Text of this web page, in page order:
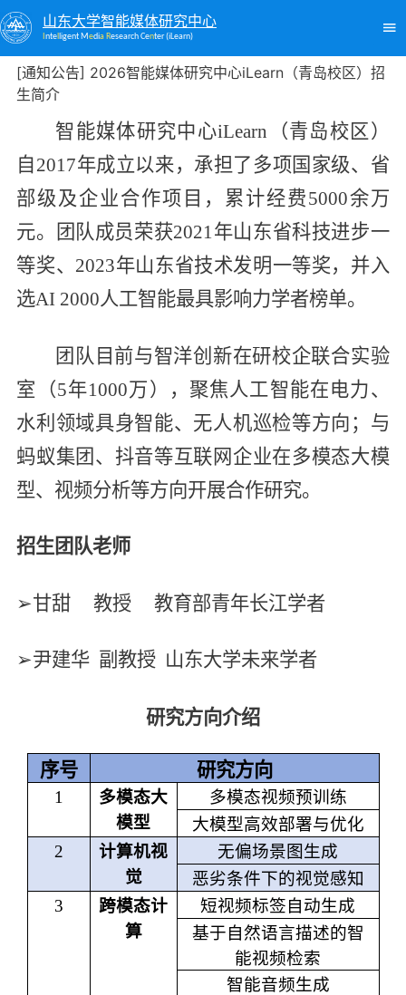
山东大学智能媒体研究中心
Intelligent Media Research Center (iLearn)
[通知公告] 2026智能媒体研究中心iLearn（青岛校区）招
生简介
智能媒体研究中心iLearn（青岛校区）
自2017年成立以来，承担了多项国家级、省
部级及企业合作项目，累计经费5000余万
元。团队成员荣获2021年山东省科技进步一
等奖、2023年山东省技术发明一等奖，并入
选AI 2000人工智能最具影响力学者榜单。
团队目前与智洋创新在研校企联合实验
室（5年1000万），聚焦人工智能在电力、
水利领域具身智能、无人机巡检等方向；与
蚂蚁集团、抖音等互联网企业在多模态大模
型、视频分析等方向开展合作研究。
招生团队老师
➢甘甜 教授 教育部青年长江学者
➢尹建华 副教授 山东大学未来学者
研究方向介绍
序号 研究方向
1
多模态大
模型
多模态视频预训练
大模型高效部署与优化
2
计算机视
觉
无偏场景图生成
恶劣条件下的视觉感知
3
跨模态计
算
短视频标签自动生成
基于自然语言描述的智
能视频检索
智能音频生成